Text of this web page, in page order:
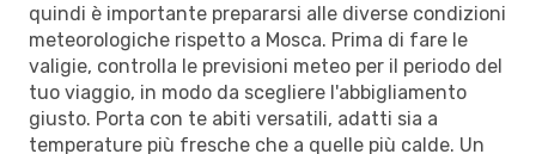
quindi è importante prepararsi alle diverse condizioni
meteorologiche rispetto a Mosca. Prima di fare le
valigie, controlla le previsioni meteo per il periodo del
tuo viaggio, in modo da scegliere l'abbigliamento
giusto. Porta con te abiti versatili, adatti sia a
temperature più fresche che a quelle più calde. Un